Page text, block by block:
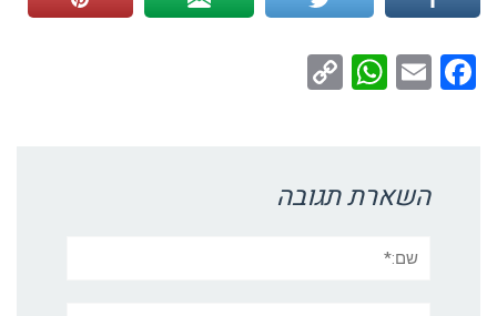
Facebook
Email
WhatsApp
השארת תגובה